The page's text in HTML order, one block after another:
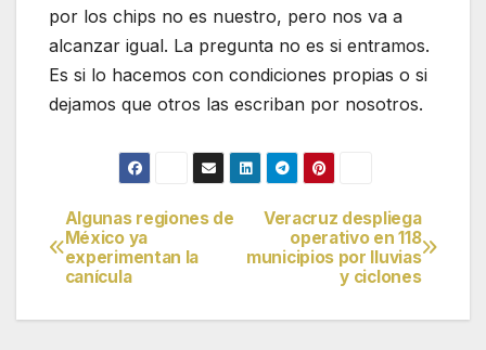
por los chips no es nuestro, pero nos va a
alcanzar igual. La pregunta no es si entramos.
Es si lo hacemos con condiciones propias o si
dejamos que otros las escriban por nosotros.
Navegación
de
entradas
Veracruz despliega
operativo en 118
municipios por lluvias
y ciclones
Algunas regiones de
México ya
experimentan la
canícula